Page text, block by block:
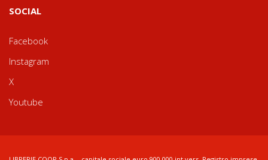
SOCIAL
Facebook
Instagram
X
Youtube